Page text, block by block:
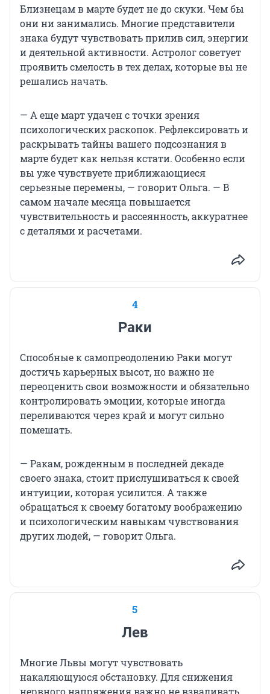
Близнецам в марте будет не до скуки. Чем бы
они ни занимались. Многие представители
знака будут чувствовать прилив сил, энергии
и деятельной активности. Астролог советует
проявить смелость в тех делах, которые вы не
решались начать.
— А еще март удачен с точки зрения
психологических раскопок. Рефлексировать и
раскрывать тайны вашего подсознания в
марте будет как нельзя кстати. Особенно если
вы уже чувствуете приближающиеся
серьезные перемены, — говорит Ольга. — В
самом начале месяца повышается
чувствительность и рассеянность, аккуратнее
с деталями и расчетами.
4
Раки
Способные к самопреодолению Раки могут
достичь карьерных высот, но важно не
переоценить свои возможности и обязательно
контролировать эмоции, которые иногда
переливаются через край и могут сильно
помешать.
— Ракам, рожденным в последней декаде
своего знака, стоит прислушиваться к своей
интуиции, которая усилится. А также
обращаться к своему богатому воображению
и психологическим навыкам чувствования
других людей, — говорит Ольга.
5
Лев
Многие Львы могут чувствовать
накаляющуюся обстановку. Для снижения
нервного напряжения важно не взваливать